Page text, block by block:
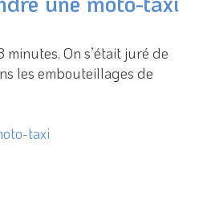
minutes. On s’était juré de
les embouteillages de
taxi